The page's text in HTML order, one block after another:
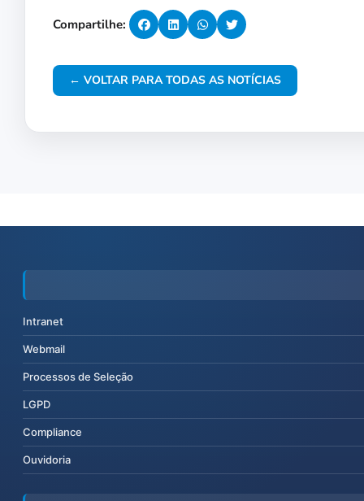
Compartilhe:
← VOLTAR PARA TODAS AS NOTÍCIAS
Intranet
Webmail
Processos de Seleção
LGPD
Compliance
Ouvidoria